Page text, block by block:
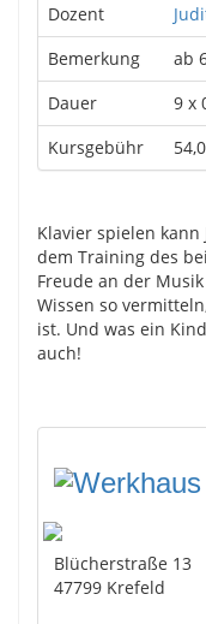
Dozent
Bemerkung
ab
Dauer
9 x
Kursgebühr
Klavier spielen kann
dem Training des
Freude an der
Wissen so
ist. Und was ein
auch!
Blücherstraße 13
47799 Krefeld